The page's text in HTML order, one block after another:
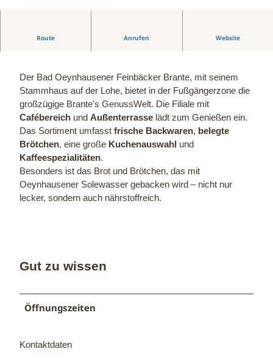
Route Anrufen Website
Der Bad Oeynhausener Feinbäcker Brante, mit seinem
Stammhaus auf der Lohe, bietet in der Fußgängerzone die
großzügige Brante's GenussWelt. Die Filiale mit
Cafébereich und Außenterrasse lädt zum Genießen ein.
Das Sortiment umfasst frische Backwaren, belegte
Brötchen, eine große Kuchenauswahl und
Kaffeespezialitäten.
Besonders ist das Brot und Brötchen, das mit
Oeynhausener Solewasser gebacken wird – nicht nur
lecker, sondern auch nährstoffreich.
Gut zu wissen
Öffnungszeiten
Kontaktdaten